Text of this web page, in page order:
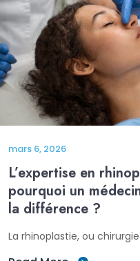
mars 6, 2026
L’expertise en
pourquoi un
la différence ?
La rhinoplastie, ou